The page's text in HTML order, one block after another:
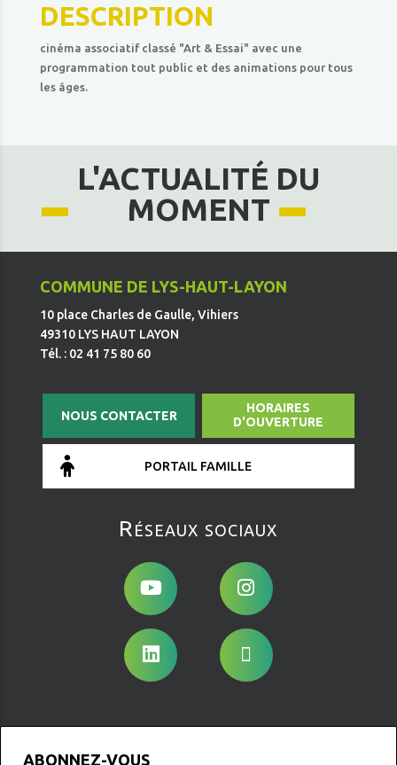
DESCRIPTION
cinéma associatif classé "Art & Essai" avec une
programmation tout public et des animations pour tous
les âges.
L'ACTUALITÉ DU
MOMENT
COMMUNE DE LYS-HAUT-LAYON
10 place Charles de Gaulle, Vihiers
49310 LYS HAUT LAYON
Tél. : 02 41 75 80 60
NOUS CONTACTER
HORAIRES
D'OUVERTURE
PORTAIL FAMILLE
Réseaux sociaux
ABONNEZ-VOUS